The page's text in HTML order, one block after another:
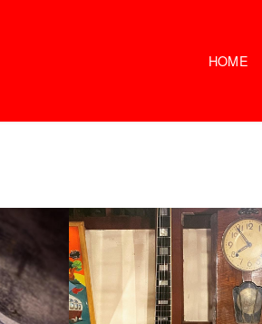
HOME